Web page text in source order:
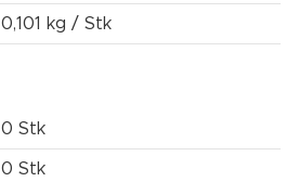
0,101 kg / Stk
0 Stk
0 Stk